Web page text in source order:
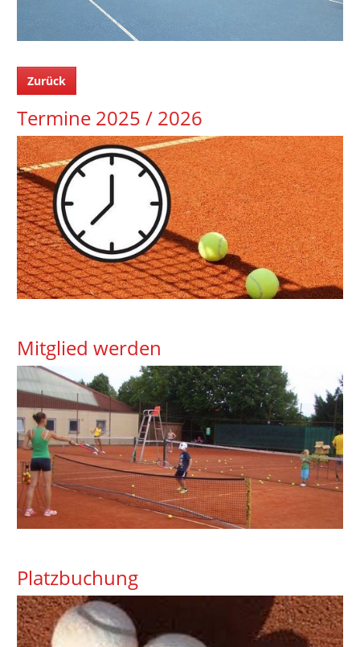
Zurück
Termine 2025 / 2026
Mitglied werden
Platzbuchung